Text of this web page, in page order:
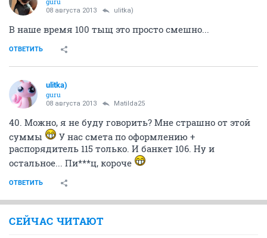
08 августа 2013 ulitka)
В наше время 100 тыщ это просто смешно...
ОТВЕТИТЬ
ulitka)
guru
08 августа 2013 Matilda25
40. Можно, я не буду говорить? Мне страшно от этой
суммы
У нас смета по оформлению +
распорядитель 115 только. И банкет 106. Ну и
остальное... Пи***ц, короче
ОТВЕТИТЬ
СЕЙЧАС ЧИТАЮТ